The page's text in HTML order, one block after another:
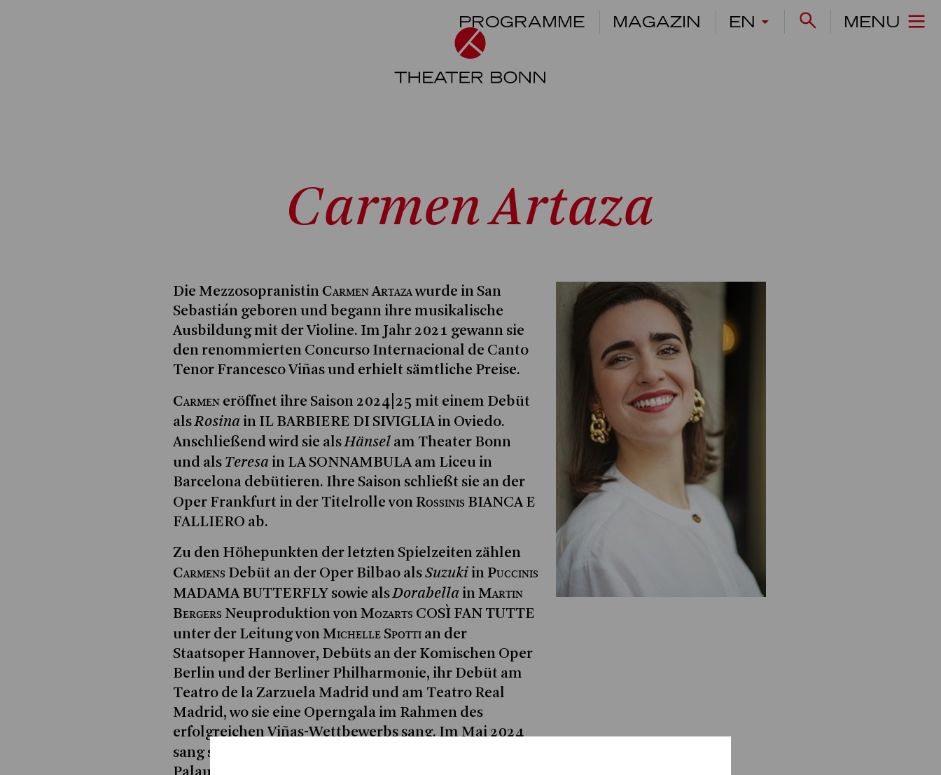
PROGRAMME MAGAZIN EN MENU
Carmen Artaza
Die Mezzosopranistin Carmen Artazawurde in San
Sebastián geboren und begann ihre musikalische
Ausbildung mit der Violine. Im Jahr 2021 gewann sie
den renommierten Concurso Internacional de Canto
Tenor Francesco Viñas und erhielt sämtliche Preise.
Carmen eröffnet ihre Saison 2024|25 mit einem Debüt
alsRosina in IL BARBIERE DI SIVIGLIA in Oviedo.
Anschließend wird sie alsHänsel am Theater Bonn
und als Teresa in LA SONNAMBULA am Liceu in
Barcelona debütieren. Ihre Saison schließt sie an der
Oper Frankfurt in der Titelrolle vonRossinis BIANCA E
FALLIERO ab.
Zu den Höhepunkten der letzten Spielzeiten zählen
Carmens Debüt an der Oper Bilbao alsSuzuki inPuccinis
MADAMA BUTTERFLY sowie alsDorabella inMartin
Bergers Neuproduktion vonMozarts COSÌ FAN TUTTE
unter der Leitung vonMichelle Spotti an der
Staatsoper Hannover, Debüts an der Komischen Oper
Berlin und der Berliner Philharmonie, ihr Debüt am
Teatro de la Zarzuela Madrid und am Teatro Real
Madrid, wo sie eine Operngala im Rahmen des
erfolgreichen Viñas-Wettbewerbs sang. Im Mai 2024
sang sie die Titelrolle in